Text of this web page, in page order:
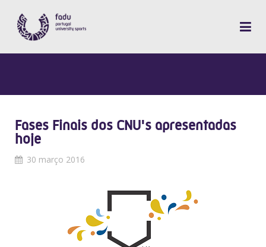
Fases Finais dos CNU's apresentadas
hoje
30 março 2016